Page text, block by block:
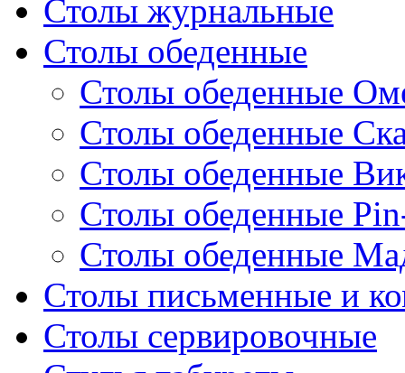
Столы журнальные
Столы обеденные
Столы обеденные
Столы обеденные
Столы обеденные
Столы обеденные
Столы обеденные
Столы письменные и
Столы сервировочные